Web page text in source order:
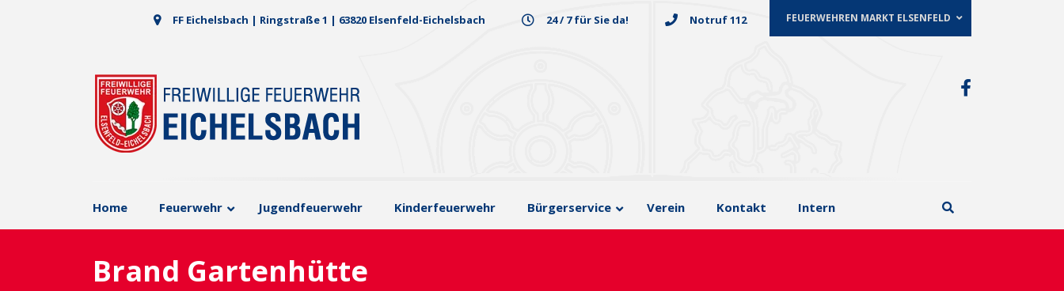
FEUERWEHREN MARKT ELSENFELD
FF Eichelsbach | Ringstraße 1 | 63820 Elsenfeld-Eichelsbach 24 / 7 für Sie da! Notruf 112
Home Feuerwehr Jugendfeuerwehr Kinderfeuerwehr Bürgerservice Verein Kontakt Intern
Brand Gartenhütte